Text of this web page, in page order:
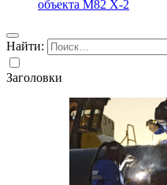
объекта M82 X-2
Найти:
Заголовки